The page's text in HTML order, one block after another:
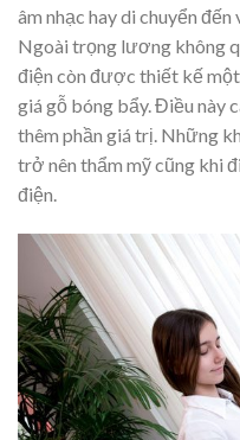
âm nhạc hay di chuyển
Ngoài trọng lương không
điện còn được thiết kế
giá gỗ bóng bẩy. Điều này
thêm phần giá trị. Những
trở nên thẩm mỹ cũng khi
điện.